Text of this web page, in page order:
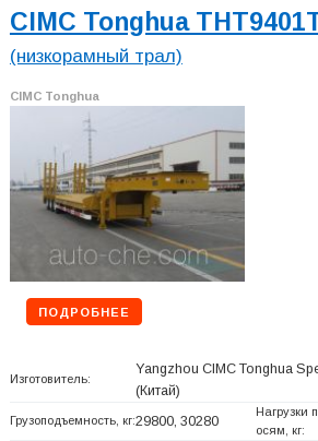
CIMC Tonghua
(низкорамный трал)
CIMC Tonghua
ПОДРОБНЕЕ
Изготовитель:
Yangzhou CIMC Tonghua
(Китай)
Грузоподъемность, кг:29800, 30280
Нагрузки
осям, кг: